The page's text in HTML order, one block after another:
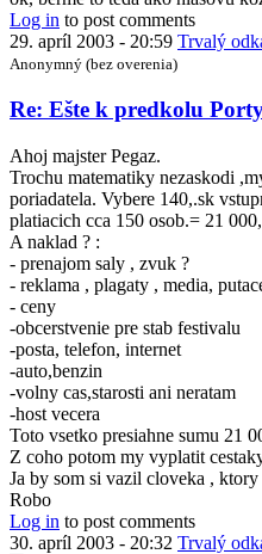
-
by
7110156064
Re:
Ešte
k
predkole
Porty
v
-
by
Anonymný
(bez
overenia)
Log in to post comments
29. apríl 2003 - 20:59 Trvalý
Anonymný (bez overenia)
In
reply
to
Re:
Ešte
k
predkolu
Porty
Košiciach
by
Anonymný
(bez
overenia)
Re: Ešte k predkolu
Ahoj majster Pegaz.
Trochu matematiky nezaskodi
poriadatela. Vybere 140,.sk
platiacich cca 150 osob.= 21
A naklad ? :
- prenajom saly , zvuk ?
- reklama , plagaty , media,
- ceny
-obcerstvenie pre stab festivalu
-posta, telefon, internet
-auto,benzin
-volny cas,starosti ani neratam
-host vecera
Toto vsetko presiahne sumu 21
Z coho potom my vyplatit
Ja by som si vazil cloveka , ktory
Robo
Log in to post comments
30. apríl 2003 - 20:32 Trvalý